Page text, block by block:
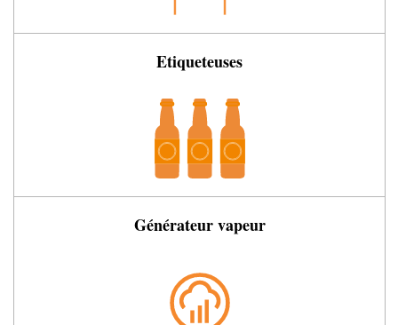
Etiqueteuses
Générateur vapeur